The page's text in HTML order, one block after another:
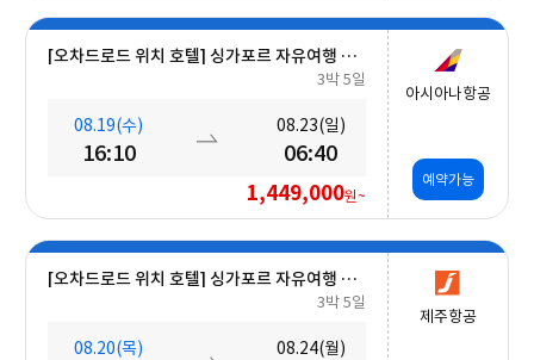
[오차드로드 위치 호텔] 싱가포르 자유여행 5일 #조식포함
3박 5일
08.19(수)
16:10
08.23(일)
06:40
1,449,000원~
아시아나항공
예약가능
[오차드로드 위치 호텔] 싱가포르 자유여행 5일 #조식포함
3박 5일
08.20(목) 08.24(월)
제주항공